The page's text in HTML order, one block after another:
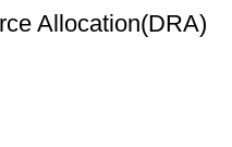
Allocation(DRA)